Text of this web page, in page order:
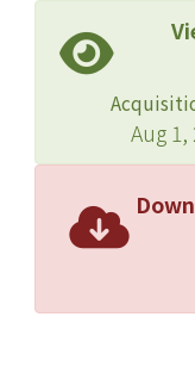
Aug 1,